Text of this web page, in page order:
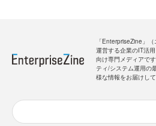
「EnterpriseZine」
運営する企業のIT活
向け専門メディアで
ティ/システム運用の
様な情報をお届けして